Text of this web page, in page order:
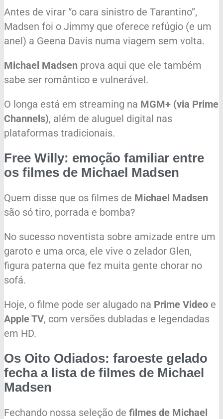
Antes de virar “o cara sinistro de Tarantino”,
Madsen foi o Jimmy que oferece refúgio (e um
anel) a Geena Davis numa viagem sem volta.
Michael Madsen prova aqui que ele também
sabe ser romântico e vulnerável.
O longa está em streaming na MGM+ (via Prime
Channels), além de aluguel digital nas
plataformas tradicionais.
Free Willy: emoção familiar entre
os filmes de Michael Madsen
Quem disse que os filmes de Michael Madsen
são só tiro, porrada e bomba?
No sucesso noventista sobre amizade entre um
garoto e uma orca, ele vive o zelador Glen,
figura paterna que fez muita gente chorar no
sofá.
Hoje, o filme pode ser alugado na Prime Video e
Apple TV, com versões dubladas e legendadas
em HD.
Os Oito Odiados: faroeste gelado
fecha a lista de filmes de Michael
Madsen
Fechando nossa seleção de filmes de Michael